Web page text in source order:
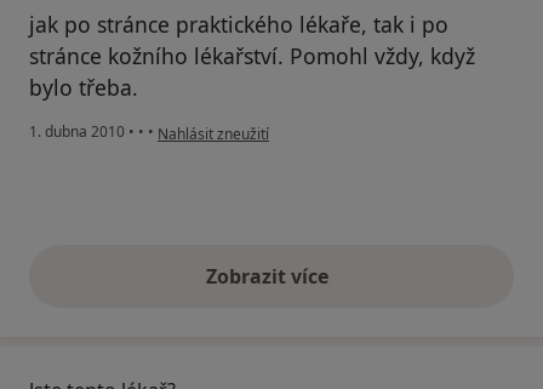
jak po stránce praktického lékaře, tak i po
stránce kožního lékařství. Pomohl vždy, když
bylo třeba.
1. dubna 2010 • • • podle názoru uživatele Pacient
Nahlásit zneužití
Zobrazit vícevýše uvedené názory